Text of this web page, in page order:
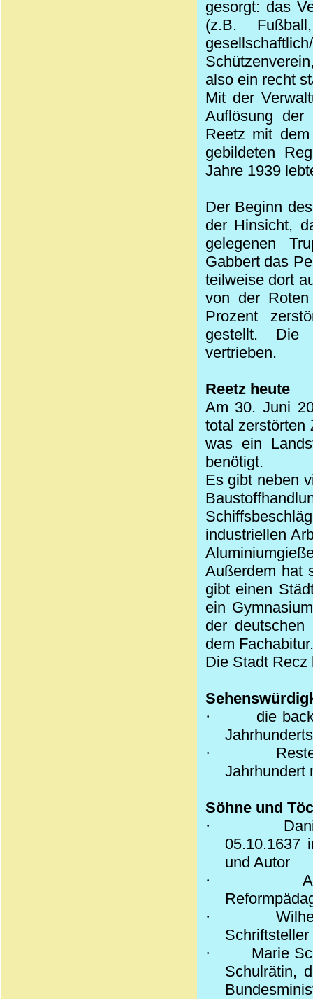
gesorgt: das
(z.B.
also ein recht
Mit der
Auflösung der
Reetz mit
gebildeten
Jahre 1939
Der Beginn
der Hinsicht,
gelegenen
Gabbert das
teilweise dort
von der
Prozent
gestellt. Die
vertrieben.
Reetz heute
Am 30. Juni
total zerstörten
was ein
benötigt.
Es gibt neben
industriellen
Außerdem hat
gibt einen
ein
der deutschen
dem Fachabitur.
Die Stadt
·
die
Jahrhunderts
·
Jahrhundert
Söhne und
·
05.10.1637
und Autor
·
·
Schriftsteller
·
Marie
Schulrätin,